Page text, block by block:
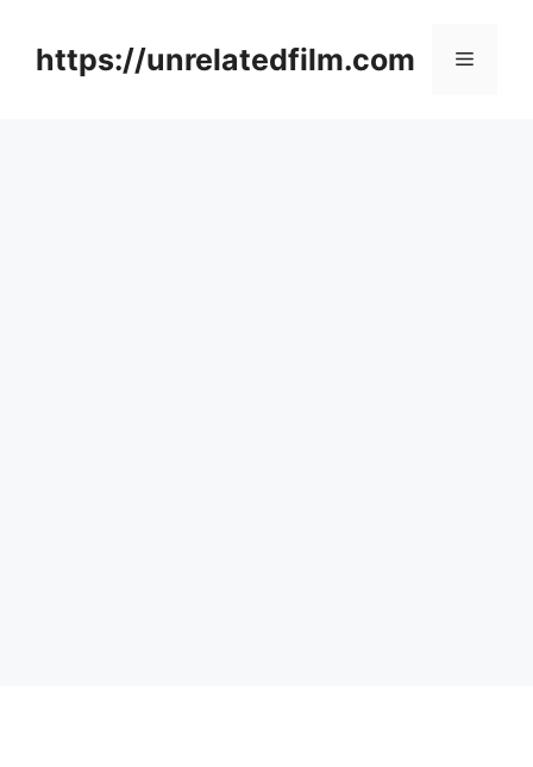
contenthttps://unrelatedfilm.com Menu